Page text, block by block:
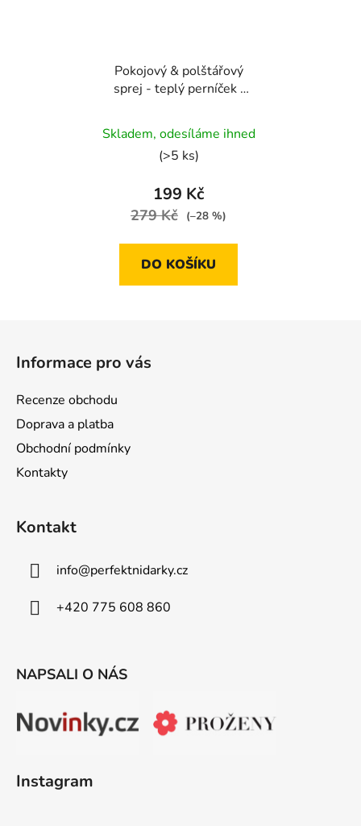
Pokojový & polštářový
sprej - teplý perníček |
Skladem, odesíláme ihned
(>5 ks)
199 Kč
279 Kč (–28 %)
DO KOŠÍKU
Informace pro vás
Recenze obchodu
Doprava a platba
Obchodní podmínky
Kontakty
Kontakt
info@perfektnidarky.cz
+420 775 608 860
NAPSALI O NÁS
Instagram